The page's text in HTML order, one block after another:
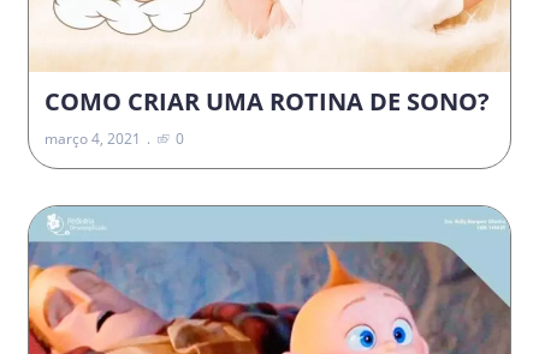
COMO CRIAR UMA ROTINA DE SONO?
março 4, 2021 0